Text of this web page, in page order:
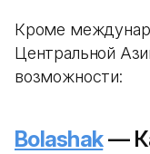
Кроме
Центральной
возможности:
Bolashak—